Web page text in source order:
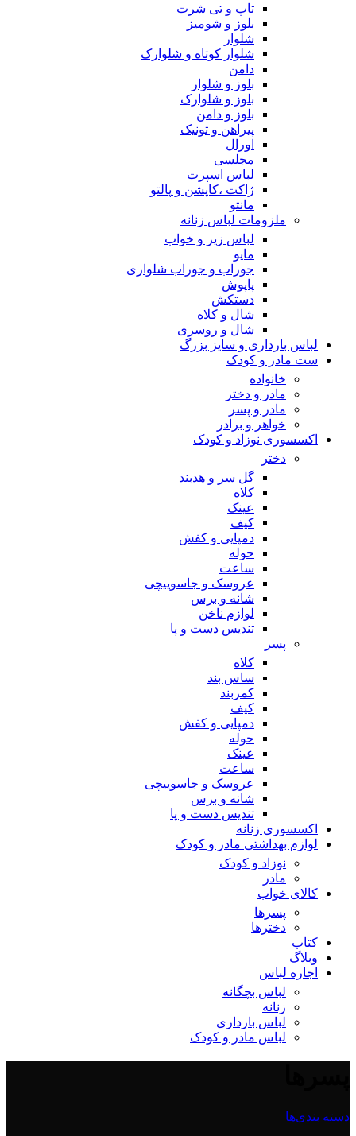
تاپ و تی شرت
بلوز و شومیز
شلوار
شلوار کوتاه و شلوارک
دامن
بلوز و شلوار
بلوز و شلوارک
بلوز و دامن
پیراهن و تونیک
اورال
مجلسی
لباس اسپرت
ژاکت ،کاپشن و پالتو
مانتو
ملزومات لباس زنانه
لباس زیر و خواب
مایو
جوراب و جوراب شلواری
پاپوش
دستکش
شال و کلاه
شال و روسری
لباس بارداری و سایز بزرگ
ست مادر و کودک
خانواده
مادر و دختر
مادر و پسر
خواهر و برادر
اکسسوری نوزاد و کودک
دختر
گل سر و هدبند
کلاه
عینک
کیف
دمپایی و کفش
حوله
ساعت
عروسک و جاسوییچی
شانه و برس
لوازم ناخن
تندیس دست و پا
پسر
کلاه
ساس بند
کمربند
کیف
دمپایی و کفش
حوله
عینک
ساعت
عروسک و جاسوییچی
شانه و برس
تندیس دست و پا
اکسسوری زنانه
لوازم بهداشتی مادر و کودک
نوزاد و کودک
مادر
کالای خواب
پسرها
دخترها
کتاب
وبلاگ
اجاره لباس
لباس بچگانه
زنانه
لباس بارداری
لباس مادر و کودک
دسته بندی‌ها